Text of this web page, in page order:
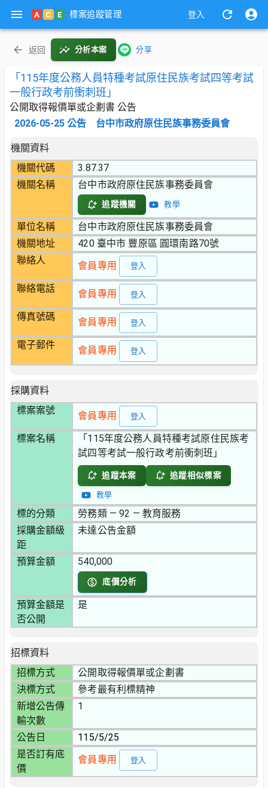
A C E 標案追蹤管理 登入
返回 分析本案 分享
「115年度公務人員特種考試原住民族考試四等考試
一般行政考前衝刺班」
公開取得報價單或企劃書 公告
2026-05-25 公告 台中市政府原住民族事務委員會
機關資料
機關代碼
3.87.37
機關名稱
台中市政府原住民族事務委員會
追蹤機關 教學
單位名稱
台中市政府原住民族事務委員會
機關地址
420 臺中市 豐原區 圓環南路70號
聯絡人
會員專用 登入
聯絡電話 會員專用 登入
傳真號碼 會員專用 登入
電子郵件 會員專用 登入
採購資料
標案案號
會員專用 登入
標案名稱
「115年度公務人員特種考試原住民族考
試四等考試一般行政考前衝刺班」
追蹤本案 追蹤相似標案
教學
標的分類
勞務類 — 92 — 教育服務
採購金額級
距
未達公告金額
預算金額 540,000
底價分析
預算金額是
否公開
是
招標資料
招標方式
公開取得報價單或企劃書
決標方式
參考最有利標精神
新增公告傳
輸次數
1
公告日
115/5/25
是否訂有底
價
會員專用 登入